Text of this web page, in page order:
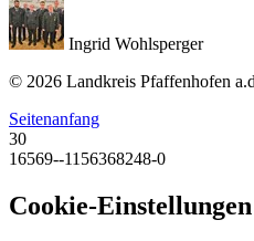
Ingrid Wohlsperger
© 2026 Landkreis Pfaffenhofen
Seitenanfang
30
16569--1156368248-0
Cookie-Einstellungen